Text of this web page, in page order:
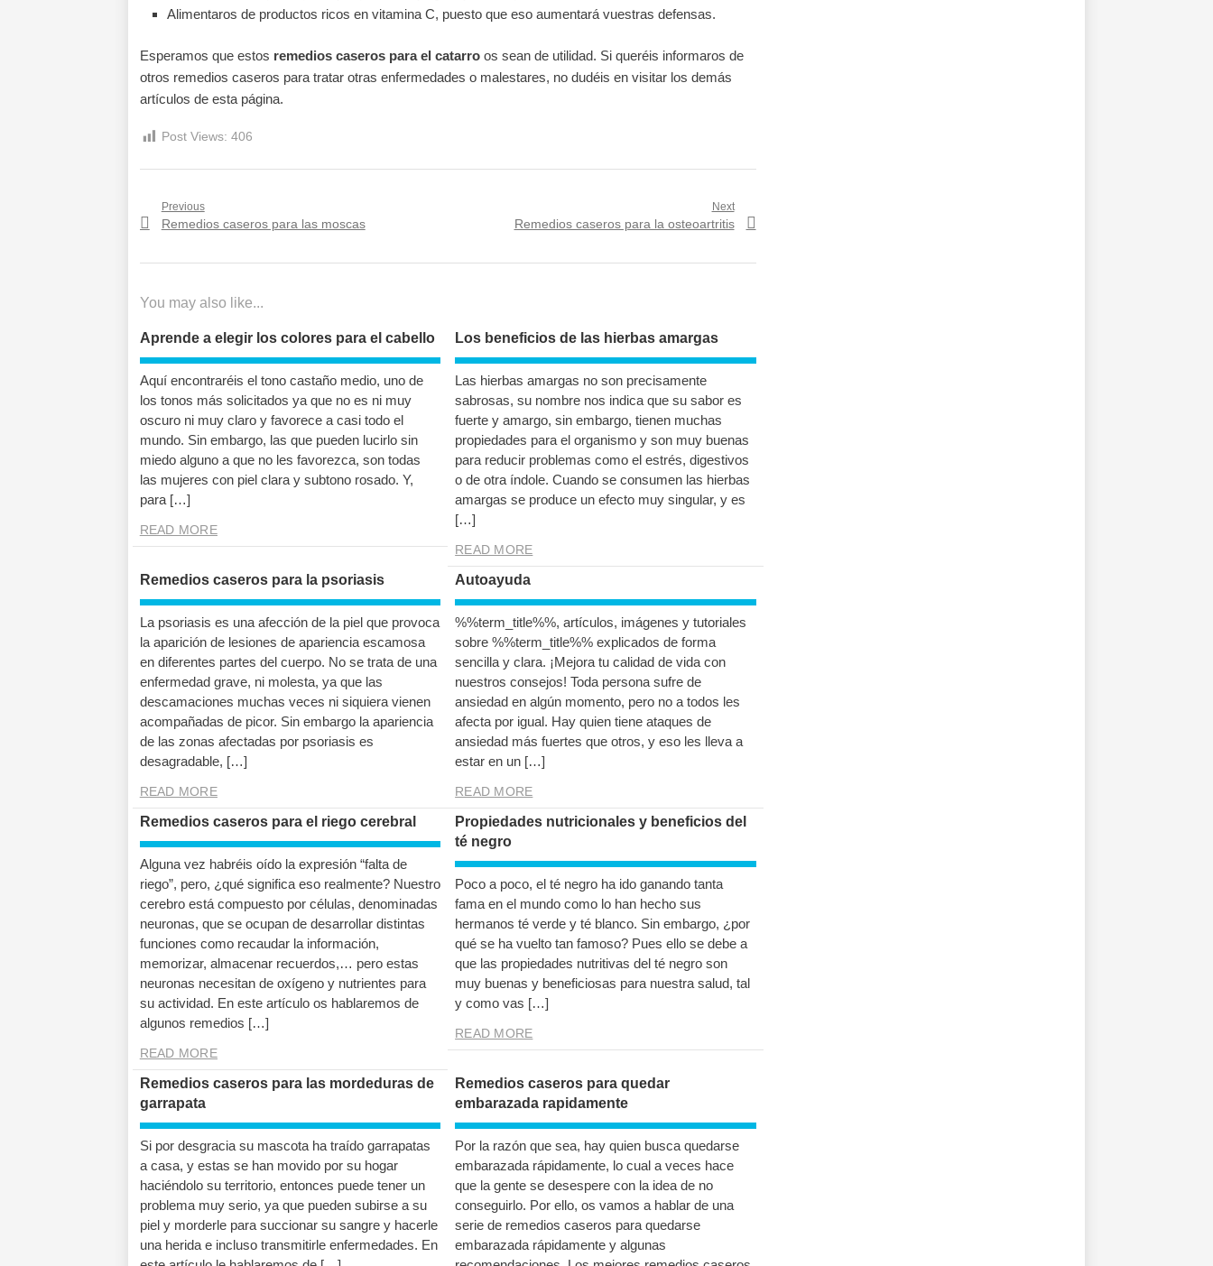
Alimentaros de productos ricos en vitamina C, puesto que eso aumentará vuestras defensas.
Esperamos que estos remedios caseros para el catarroos sean de utilidad. Si queréis informaros de
otros remedios caseros para tratar otras enfermedades o malestares, no dudéis en visitar los demás
artículos de esta página.
Post Views: 406
Navegación de entradas
Previous
Previous post:
Remedios caseros para las moscas
Next
Next post:
Remedios caseros para la osteoartritis
You may also like...
Aprende a elegir los colores para el cabello
Aquí encontraréis el tono castaño medio, uno de
los tonos más solicitados ya que no es ni muy
oscuro ni muy claro y favorece a casi todo el
mundo. Sin embargo, las que pueden lucirlo sin
miedo alguno a que no les favorezca, son todas
las mujeres con piel clara y subtono rosado. Y,
para […]
READ MORE
Los beneficios de las hierbas amargas
Las hierbas amargas no son precisamente
sabrosas, su nombre nos indica que su sabor es
fuerte y amargo, sin embargo, tienen muchas
propiedades para el organismo y son muy buenas
para reducir problemas como el estrés, digestivos
o de otra índole. Cuando se consumen las hierbas
amargas se produce un efecto muy singular, y es
[…]
READ MORE
Remedios caseros para la psoriasis
La psoriasis es una afección de la piel que provoca
la aparición de lesiones de apariencia escamosa
en diferentes partes del cuerpo. No se trata de una
enfermedad grave, ni molesta, ya que las
descamaciones muchas veces ni siquiera vienen
acompañadas de picor. Sin embargo la apariencia
de las zonas afectadas por psoriasis es
desagradable, […]
READ MORE
Autoayuda
%%term_title%%, artículos, imágenes y tutoriales
sobre %%term_title%% explicados de forma
sencilla y clara. ¡Mejora tu calidad de vida con
nuestros consejos! Toda persona sufre de
ansiedad en algún momento, pero no a todos les
afecta por igual. Hay quien tiene ataques de
ansiedad más fuertes que otros, y eso les lleva a
estar en un […]
READ MORE
Remedios caseros para el riego cerebral
Alguna vez habréis oído la expresión “falta de
riego”, pero, ¿qué significa eso realmente? Nuestro
cerebro está compuesto por células, denominadas
neuronas, que se ocupan de desarrollar distintas
funciones como recaudar la información,
memorizar, almacenar recuerdos,… pero estas
neuronas necesitan de oxígeno y nutrientes para
su actividad. En este artículo os hablaremos de
algunos remedios […]
READ MORE
Propiedades nutricionales y beneficios del
té negro
Poco a poco, el té negro ha ido ganando tanta
fama en el mundo como lo han hecho sus
hermanos té verde y té blanco. Sin embargo, ¿por
qué se ha vuelto tan famoso? Pues ello se debe a
que las propiedades nutritivas del té negro son
muy buenas y beneficiosas para nuestra salud, tal
y como vas […]
READ MORE
Remedios caseros para las mordeduras de
garrapata
Si por desgracia su mascota ha traído garrapatas
a casa, y estas se han movido por su hogar
haciéndolo su territorio, entonces puede tener un
problema muy serio, ya que pueden subirse a su
piel y morderle para succionar su sangre y hacerle
una herida e incluso transmitirle enfermedades. En
Remedios caseros para quedar
embarazada rapidamente
Por la razón que sea, hay quien busca quedarse
embarazada rápidamente, lo cual a veces hace
que la gente se desespere con la idea de no
conseguirlo. Por ello, os vamos a hablar de una
serie de remedios caseros para quedarse
embarazada rápidamente y algunas